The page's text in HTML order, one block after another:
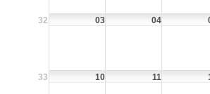
32 03 04
33 10 11